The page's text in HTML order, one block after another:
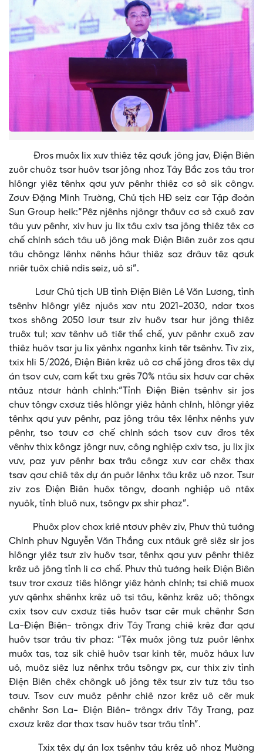
Đros muôx lix xưv thiêz têz qơưk jông jav, Điện Biên
zuôr chuôz tsar huôv tsar jông nhoz Tây Bắc zos tâu tror
hlôngr yiêz tênhx qơư yưv pênhr thiêz cơ sở sik côngv.
Zơưv Đặng Minh Trường, Chủ tịch HĐ seiz car Tập đoàn
Sun Group heik:“Pêz njênhs njôngr thâuv cơ sở cxuô zav
tâu yưv pênhr, xiv huv ju lix tâu cxiv tsa jông thiêz têx cơ
chế chính sách tâu uô jông mak Điện Biên zuôr zos qơư
tâu chôngz lênhx nênhs hâur thiêz saz đrâuv têz qơưk
nriêr tuôx chiê ndis seiz, uô si”.
Lơưr Chủ tịch UB tỉnh Điện Biên Lê Văn Lương, tỉnh
tsênhv hlôngr yiêz njuôs xav ntu 2021-2030, ndar txos
txos shông 2050 lơưr tsưr ziv huôv tsar hur jông thiêz
truôx tul; xav tênhv uô tiêr thể chế, yưv pênhr cxuô zav
thiêz huôv tsar ju lix yênhx nganhx kinh têr tsênhv. Tiv zix,
txix hli 5/2026, Điện Biên krêz uô cơ chế jông đros têx dự
án tsov cưv, cam kết txu grês 70% ntâu six hơưv car chêx
ntâuz ntơưr hành chính:“Tỉnh Điện Biên tsênhv sir jos
chuv tôngv cxơưz tiês hlôngr yiêz hành chính, hlôngr yiêz
tênhx qơư yưv pênhr, paz jông trâu têx lênhx nênhs yưv
pênhr, tso tơưv cơ chế chính sách tsov cưv đros têx
vênhv thix kôngz jôngr nuv, công nghiệp cxiv tsa, ju lix jix
vưv, paz yưv pênhr bax trâu côngz xưv car chêx thax
tsav qơư chiê têx dự án puôr lênhx tâu krêz uô nzor. Tsưr
ziv zos Điện Biên huôx tôngv, doanh nghiệp uô ntêx
nyuôk, tỉnh bluô nux, tsôngv px shir phaz”.
Phuôx plov chox kriê ntơưv phêv ziv, Phưv thủ tướng
Chính phuv Nguyễn Văn Thắng cux ntâuk grê siêz sir jos
hlôngr yiêz tsưr ziv huôv tsar, tênhx qơư yưv pênhr thiêz
krêz uô jông tỉnh li cơ chế. Phưv thủ tướng heik Điện Biên
tsuv tror cxơưz tiês hlôngr yiêz hành chính; tsi chiê muox
yưv qênhx shênhx krêz uô tsi tâu, kênhz krêz uô; thôngx
cxix tsov cưv cxơưz tiês huôv tsar cêr muk chênhr Sơn
La-Điện Biên- trôngx đriv Tây Trang chiê krêz đar qơư
huôv tsar trâu tiv phaz: “Têx muôx jông tưz puôr lênhx
muôx tas, taz sik chiê huôv tsar kinh têr, muôz hâux lưv
uô, muôz siêz luz nênhx trâu tsôngv px, cur thix ziv tỉnh
Điện Biên chêx chôngk uô jông têx tsưr ziv tưz tâu tso
tơưv. Tsov cưv muôz pênhr chiê nzor krêz uô cêr muk
chênhr Sơn La- Điện Biên- trôngx đriv Tây Trang, paz
cxơưz krêz đar thax tsav huôv tsar trâu tỉnh”.
Txix têx dự án lox tsênhv tâu krêz uô nhoz Mường